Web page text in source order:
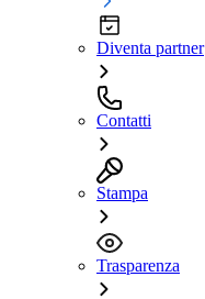
Diventa partner
Contatti
Stampa
Trasparenza